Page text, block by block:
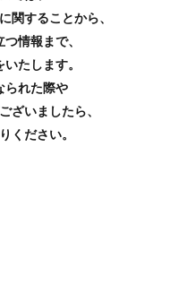
関することから、
情報まで、
たします。
られた際や
ざいましたら、
ください。